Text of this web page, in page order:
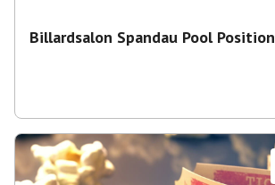
Billardsalon Spandau Pool Position